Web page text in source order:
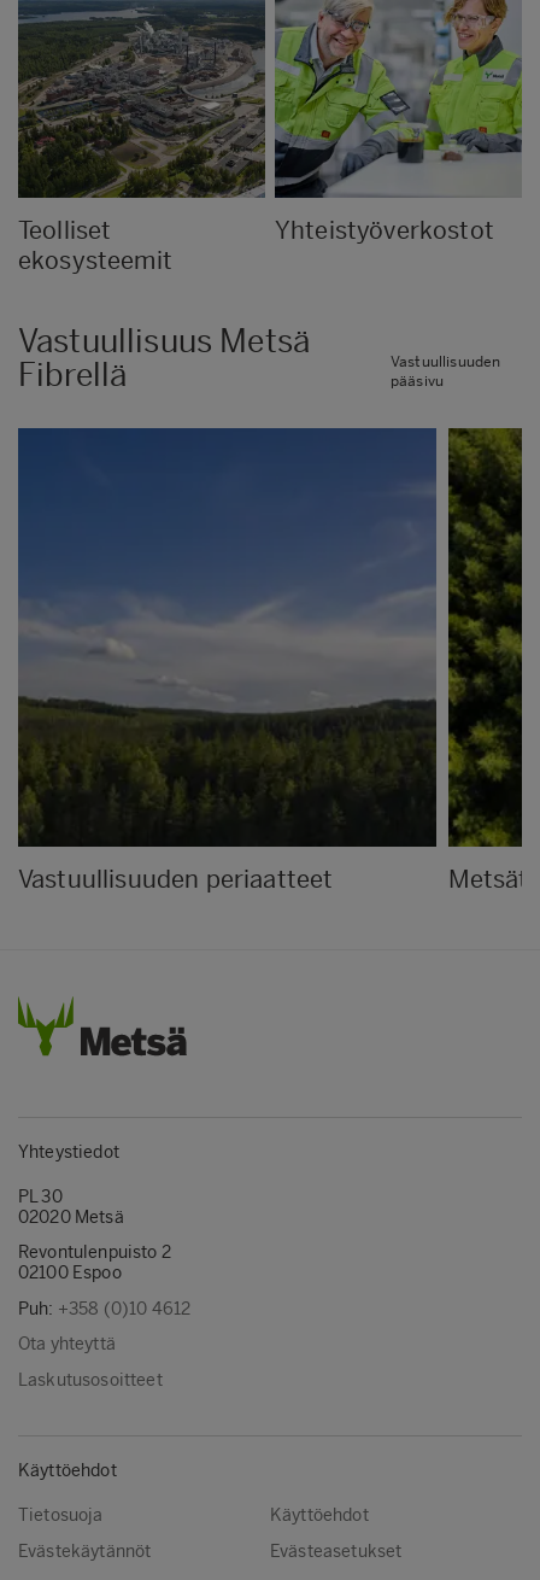
Teolliset
ekosysteemit
Yhteistyöverkostot
Vastuullisuus Metsä
Fibrellä
Vastuullisuuden
pääsivu
Vastuullisuuden periaatteet Metsät
Yhteystiedot
PL 30
02020 Metsä
Revontulenpuisto 2
02100 Espoo
Puh: +358 (0)10 4612
Ota yhteyttä
Laskutusosoitteet
Käyttöehdot
Tietosuoja
Käyttöehdot
Evästekäytännöt
Evästeasetukset